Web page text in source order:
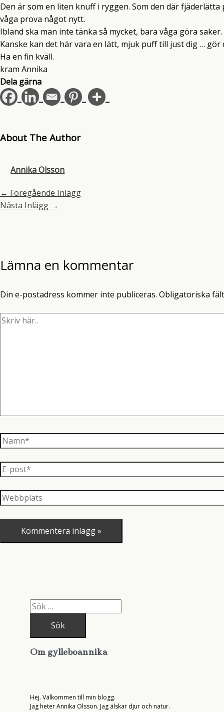
Den är som en liten knuff i ryggen. Som den där
våga prova något nytt.
Ibland ska man inte tänka så mycket, bara våga göra saker.
Kanske kan det här vara en lätt, mjuk puff till just dig … gör
Ha en fin kväll.
kram Annika
Dela gärna
About The Author
Annika Olsson
← Föregående Inlägg
Nästa Inlägg →
Lämna en kommentar
Din e-postadress kommer inte publiceras. Obligatoriska
Skriv
Namn*
E-
post*
Webbplats
S
ö
f
t
e
Om gylleboannika
Hej. Välkommen till min blogg.
Jag heter Annika Olsson. Jag älskar djur och natur.